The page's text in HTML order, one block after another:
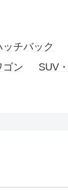
チバック
ゴン
SUV